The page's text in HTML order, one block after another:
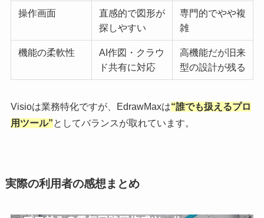
操作画面
直感的で図形が
探しやすい
専門的でやや複
雑
機能の柔軟性
AI作図・クラウ
ド共有に対応
高機能だが旧来
型の設計が残る
Visioは業務特化ですが、EdrawMaxは“誰でも扱えるプロ
用ツール”としてバランスが取れています。
実際の利用者の感想まとめ